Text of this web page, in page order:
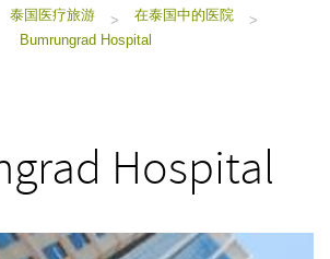
泰国医疗旅游 > 在泰国中的医院
>
Bumrungrad Hospital
Hospital